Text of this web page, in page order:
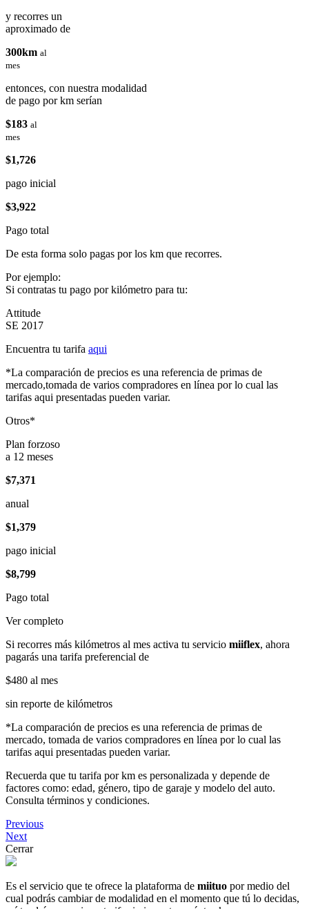
y recorres un
aproximado de
300km al
mes
entonces, con nuestra modalidad
de pago por km serían
$183 al
mes
$1,726
pago inicial
$3,922
Pago total
De esta forma solo pagas por los km que recorres.
Por ejemplo:
Si contratas tu pago por kilómetro para tu:
Attitude
SE 2017
Encuentra tu tarifa aqui
*La comparación de precios es una referencia de primas de
mercado,tomada de varios compradores en línea por lo cual las
tarifas aqui presentadas pueden variar.
Otros*
Plan forzoso
a 12 meses
$7,371
anual
$1,379
pago inicial
$8,799
Pago total
Ver completo
Si recorres más kilómetros al mes activa tu servicio miiflex, ahora
pagarás una tarifa preferencial de
$480 al mes
sin reporte de kilómetros
*La comparación de precios es una referencia de primas de
mercado, tomada de varios compradores en línea por lo cual las
tarifas aqui presentadas pueden variar.
Recuerda que tu tarifa por km es personalizada y depende de
factores como: edad, género, tipo de garaje y modelo del auto.
Consulta términos y condiciones.
Previous
Next
Cerrar
Es el servicio que te ofrece la plataforma de miituo por medio del
cual podrás cambiar de modalidad en el momento que tú lo decidas,